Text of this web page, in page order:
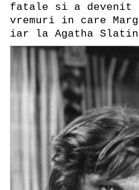
fatale si a devenit
vremuri in care
iar la Agatha